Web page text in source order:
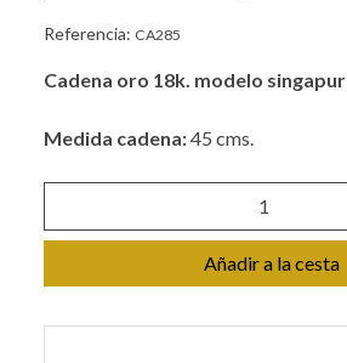
Referencia: CA285
Cadena oro 18k. modelo singapur
Medida cadena:45 cms.
Añadir a la cesta